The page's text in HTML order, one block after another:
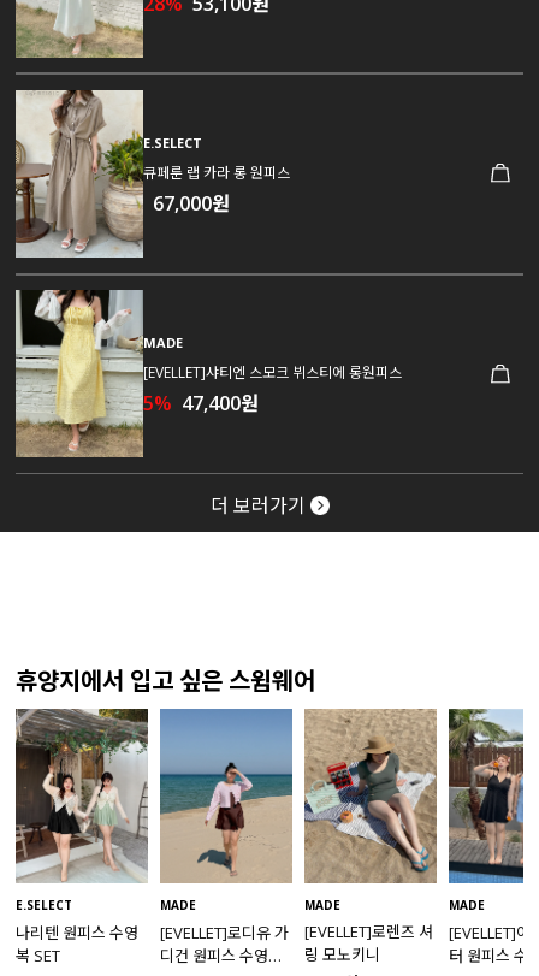
E.SELECT
큐페룬 랩 카라 롱 원피스
67,000원
MADE
[EVELLET]샤티엔 스모크 뷔스티에 롱원피스
5% 47,400원
더 보러가기
휴양지에서 입고 싶은 스윔웨어
E.SELECT
나리텐 원피스 수영
복 SET
MADE
[EVELLET]로디유 가
디건 원피스 수영복
MADE
[EVELLET]로렌즈 셔
링 모노키니
MADE
[EVELLET]아
터 원피스 수